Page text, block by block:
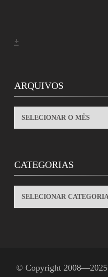
+
ARQUIVOS
ARQUIVOS
CATEGORIAS
CATEGORIAS
© Copyright 2008—2025